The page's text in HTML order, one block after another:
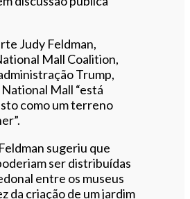
Judy Feldman,
Mall Coalition,
Trump,
Mall “está
como um terreno
sugeriu que
ser distribuídas
entre os museus
da criação de um jardim